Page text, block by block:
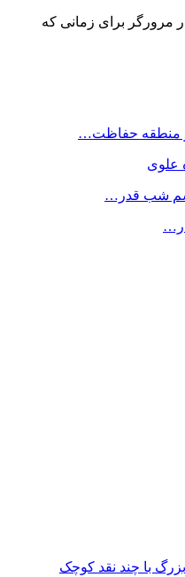
مرورگر برای زمانی که
منطقه حفاظت…
علوی
شب قدر…